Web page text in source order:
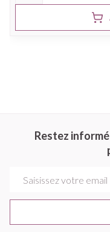
Restez